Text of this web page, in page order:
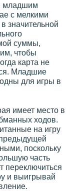
младшим
с мелкими
значительной
суммы,
чтобы
карта не
Младшие
для игры в
имеет место в
ходов.
на игру
поскольку
часть
переключиться
и выигрывай